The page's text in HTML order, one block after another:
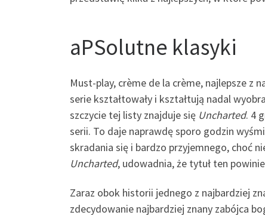
aPSolutne klasyki
Must-play, crème de la crème, najlepsze z
serie kształtowały i kształtują nadal
szczycie tej listy znajduje się Uncharted. 4
serii. To daje naprawdę sporo godzin
skradania się i bardzo przyjemnego, choć
Uncharted, udowadnia, że tytuł ten
Zaraz obok historii jednego z najbardziej
zdecydowanie najbardziej znany zabójca